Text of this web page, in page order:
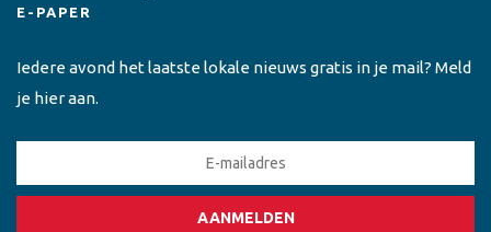
E-PAPER
Iedere avond het laatste lokale nieuws gratis in je mail? Meld
je hier aan.